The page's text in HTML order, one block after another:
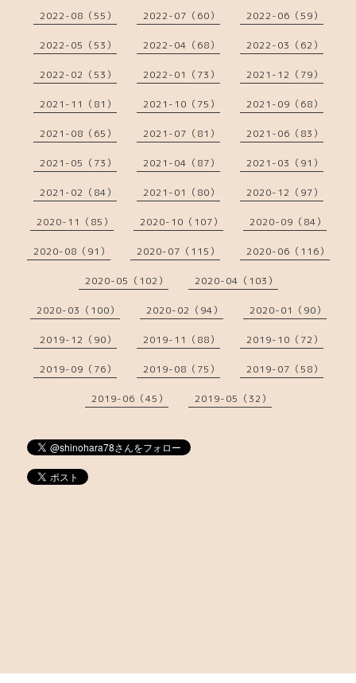
2022-08（55） 2022-07（60） 2022-06（59）
2022-05（53） 2022-04（68） 2022-03（62）
2022-02（53） 2022-01（73） 2021-12（79）
2021-11（81） 2021-10（75） 2021-09（68）
2021-08（65） 2021-07（81） 2021-06（83）
2021-05（73） 2021-04（87） 2021-03（91）
2021-02（84） 2021-01（80） 2020-12（97）
2020-11（85） 2020-10（107） 2020-09（84）
2020-08（91） 2020-07（115） 2020-06（116）
2020-05（102） 2020-04（103）
2020-03（100） 2020-02（94） 2020-01（90）
2019-12（90） 2019-11（88） 2019-10（72）
2019-09（76） 2019-08（75） 2019-07（58）
2019-06（45） 2019-05（32）